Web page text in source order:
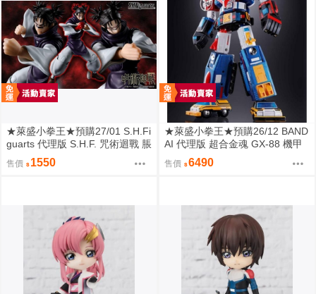
★萊盛小拳王★預購27/01 S.H.Fi
guarts 代理版 S.H.F. 咒術迴戰 脹
售價 1550
★萊盛小拳王★預購26/12 BAND
AI 代理版 超合金魂 GX-88 機甲
戰隊 戴拉格XV 15機合體
售價 6490